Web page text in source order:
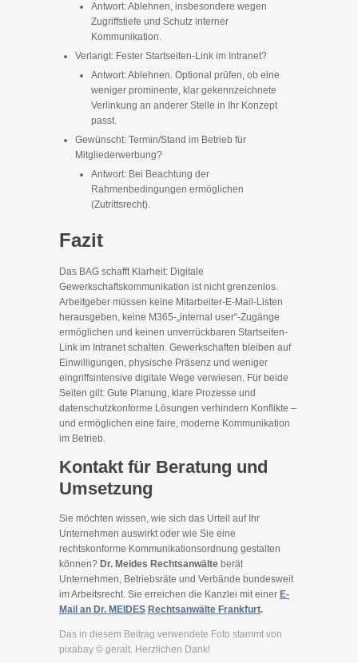
Antwort: Ablehnen, insbesondere wegen
Zugriffstiefe und Schutz interner
Kommunikation.
Verlangt: Fester Startseiten-Link im Intranet?
Antwort: Ablehnen. Optional prüfen, ob eine
weniger prominente, klar gekennzeichnete
Verlinkung an anderer Stelle in Ihr Konzept
passt.
Gewünscht: Termin/Stand im Betrieb für
Mitgliederwerbung?
Antwort: Bei Beachtung der
Rahmenbedingungen ermöglichen
(Zutrittsrecht).
Fazit
Das BAG schafft Klarheit: Digitale
Gewerkschaftskommunikation ist nicht grenzenlos.
Arbeitgeber müssen keine Mitarbeiter-E‑Mail-Listen
herausgeben, keine M365‑„internal user“-Zugänge
ermöglichen und keinen unverrückbaren Startseiten-
Link im Intranet schalten. Gewerkschaften bleiben auf
Einwilligungen, physische Präsenz und weniger
eingriffsintensive digitale Wege verwiesen. Für beide
Seiten gilt: Gute Planung, klare Prozesse und
datenschutzkonforme Lösungen verhindern Konflikte –
und ermöglichen eine faire, moderne Kommunikation
im Betrieb.
Kontakt für Beratung und
Umsetzung
Sie möchten wissen, wie sich das Urteil auf Ihr
Unternehmen auswirkt oder wie Sie eine
rechtskonforme Kommunikationsordnung gestalten
können? Dr. Meides Rechtsanwälte berät
Unternehmen, Betriebsräte und Verbände bundesweit
im Arbeitsrecht. Sie erreichen die Kanzlei mit einer E-
Mail an Dr. MEIDES Rechtsanwälte Frankfurt.
Das in diesem Beitrag verwendete Foto stammt von
pixabay © geralt. Herzlichen Dank!